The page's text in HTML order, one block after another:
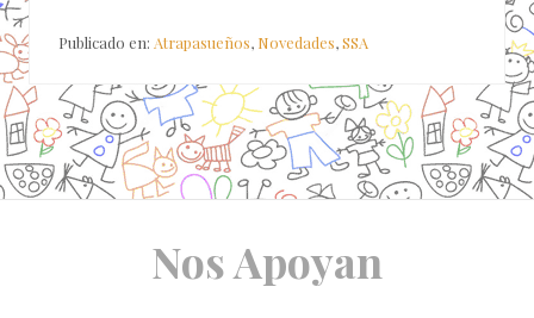
Publicado en: Atrapasueños, Novedades,SSA
Nos Apoyan